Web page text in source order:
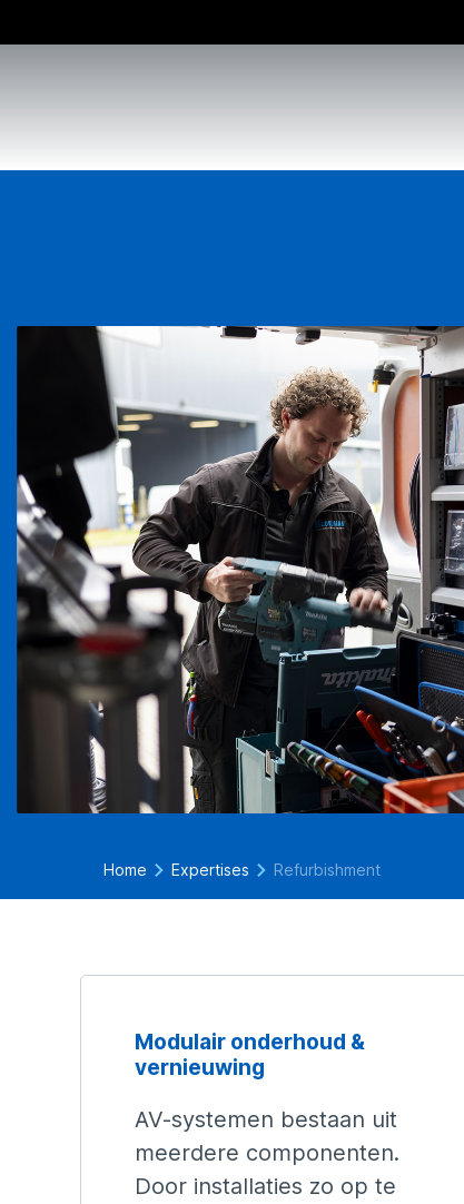
Home Expertises Refurbishment
Modulair onderhoud &
vernieuwing
AV-systemen bestaan uit
meerdere componenten.
Door installaties zo op te